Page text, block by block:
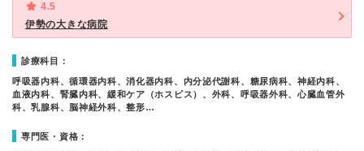
4.5
伊勢の大きな病院
診療科目：
呼吸器内科、循環器内科、消化器内科、内分泌代謝科、糖尿病科、神経内科、
血液内科、腎臓内科、緩和ケア（ホスピス）、外科、呼吸器外科、心臓血管外
科、乳腺科、脳神経外科、整形…
専門医・資格：